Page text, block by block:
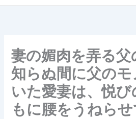
妻の媚肉を弄る父
知らぬ間に父の
いた愛妻は、悦び
もに腰をうねら